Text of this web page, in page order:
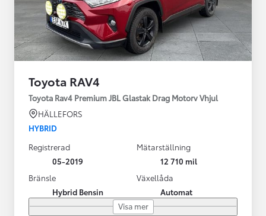
Toyota RAV4
Toyota Rav4 Premium JBL Glastak Drag Motorv Vhjul
HÄLLEFORS
HYBRID
Registrerad
05-2019
Mätarställning
12 710 mil
Bränsle
Hybrid Bensin
Växellåda
Automat
Visa mer